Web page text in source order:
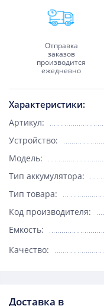
Характеристики:
Артикул:
Устройство:
Модель:
Тип аккумулятора:
Тип товара:
Код производителя:
Емкость:
Качество:
Доставка в
Отправка
заказов
производится
ежедневно